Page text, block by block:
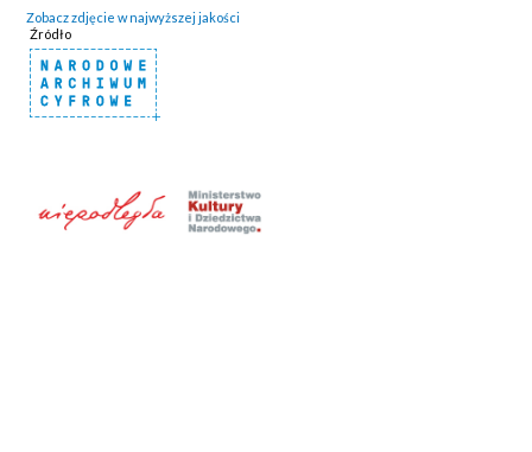
Zobacz zdjęcie w najwyższej jakości
Źródło